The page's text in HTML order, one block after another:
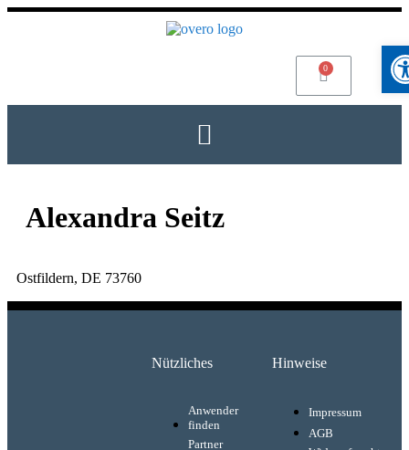
Alexandra Seitz
Ostfildern, DE 73760
Nützliches
Anwender
finden
Partner
Hinweise
Impressum
AGB